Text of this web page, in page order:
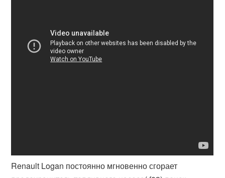
Renault Logan постоянно мгновенно сгорает